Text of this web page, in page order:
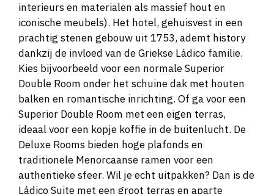
interieurs en materialen als massief hout en
iconische meubels). Het hotel, gehuisvest in een
prachtig stenen gebouw uit 1753, ademt history
dankzij de invloed van de Griekse Ládico familie.
Kies bijvoorbeeld voor een normale Superior
Double Room onder het schuine dak met houten
balken en romantische inrichting. Of ga voor een
Superior Double Room met een eigen terras,
ideaal voor een kopje koffie in de buitenlucht. De
Deluxe Rooms bieden hoge plafonds en
traditionele Menorcaanse ramen voor een
authentieke sfeer. Wil je echt uitpakken? Dan is de
Ládico Suite met een groot terras en aparte